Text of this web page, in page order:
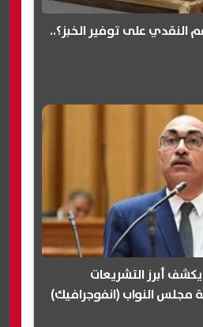
النقدي على توفير الخبز؟..
أبرز التشريعات
مجلس النواب (انفوجرافيك)